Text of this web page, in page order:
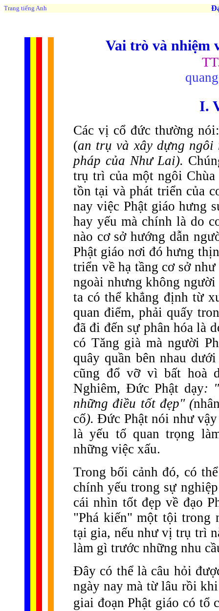
Trang tiếng Anh
Vai trò và nhiệm
I.
Các vị cổ đức thường
(an trụ và xây dựng
pháp của Như Lai).
trụ trì của một ngôi
tồn tại và phát triển của
nay việc Phật giáo hưng
hay yếu mà chính là do
nào cơ sở hướng dẫn
Phật giáo nơi đó hưng
triển về hạ tầng cơ sở
ngoài nhưng không
ta có thể khẳng định từ
quan điểm, phải quấy
đã đi đến sự phân hóa là
có Tăng già mà người
quây quần bên nhau
cũng đổ vỡ vì bất hoà
Nghiêm, Đức Phật dạy:
những điều tốt đẹp" (
cố).Đức Phật nói như
là yếu tố quan trọng
những việc xấu.
Trong bối cảnh đó, có
chính yếu trong sự
cái nhìn tốt đẹp về đạo
"Phá kiến" một tội trong
tại gia, nếu như vị trụ trì
làm gì trước những nhu
Đây có thể là câu hỏi
ngày nay mà từ lâu rồi
giai đoạn Phật giáo có tổ